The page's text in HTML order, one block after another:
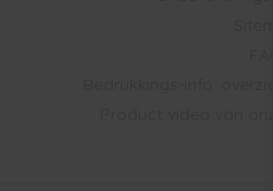
Bedrukkings-info:
Product video van